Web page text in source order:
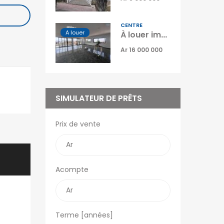
A louer
CENTRE
À louer immeuble R+2 situé dans un secteur dynamique à Talatamaty Madagascar
Ar 16 000 000
SIMULATEUR DE PRÊTS
Prix de vente
Acompte
Terme [années]
OFIM Annonces
OFIM Top Annonces
Immobilier Ouest la
Réunion
Madagascar